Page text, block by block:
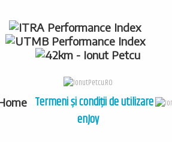
Termeni și condiții de utilizare
enJoy